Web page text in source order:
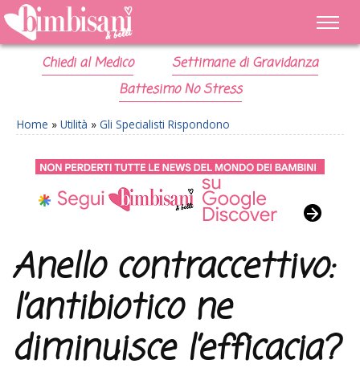
Chiedi al Medico
Settimane di Gravidanza
Battesimo No Stress
Home » Utilità » Gli Specialisti Rispondono
Anello contraccettivo:
l’antibiotico ne
diminuisce l’efficacia?